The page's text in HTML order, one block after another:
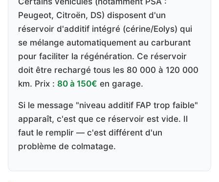
Peugeot, Citroën, DS) disposent d'un
réservoir d'additif intégré (cérine/Eolys) qui
se mélange automatiquement au carburant
pour faciliter la régénération. Ce réservoir
doit être rechargé tous les 80 000 à 120 000
km. Prix : 80 à 150€ en garage.
Si le message "niveau additif FAP trop faible"
apparaît, c'est que ce réservoir est vide. Il
faut le remplir — c'est différent d'un
problème de colmatage.